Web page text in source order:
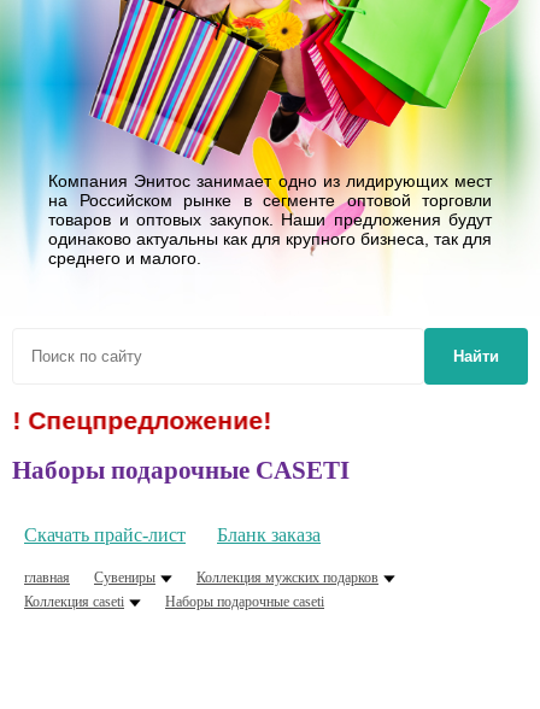
Компания Энитос занимает одно из лидирующих мест
на Российском рынке в сегменте оптовой торговли
товаров и оптовых закупок. Наши предложения будут
одинаково актуальны как для крупного бизнеса, так для
среднего и малого.
Найти
Спецпредложение!
Наборы подарочные CASETI
Скачать прайс-лист Бланк заказа
главная Сувениры
Коллекция мужских подарков
Коллекция caseti
Наборы подарочные caseti